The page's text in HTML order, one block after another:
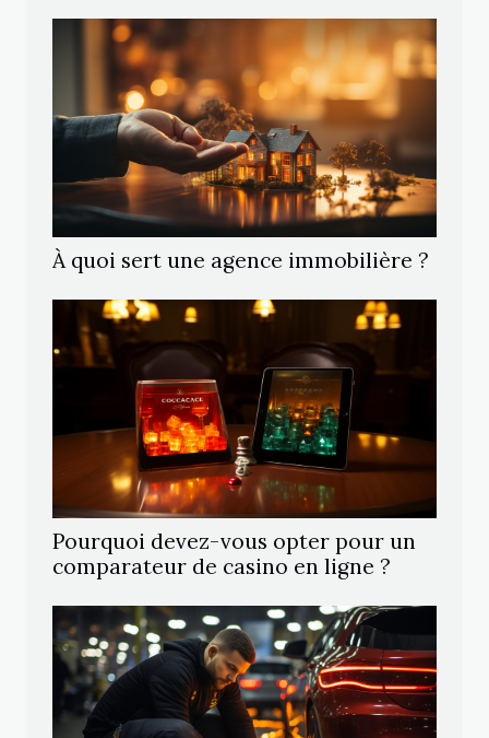
À quoi sert une agence immobilière ?
Pourquoi devez-vous opter pour un
comparateur de casino en ligne ?